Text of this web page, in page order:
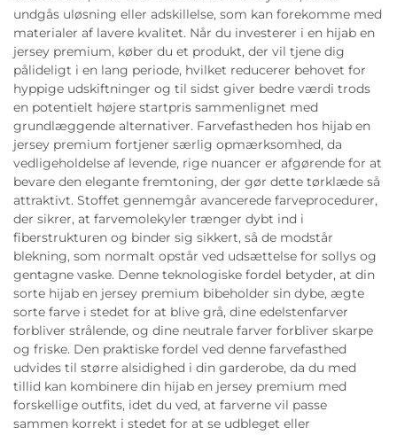
undgås uløsning eller adskillelse, som kan forekomme med
materialer af lavere kvalitet. Når du investerer i en hijab en
jersey premium, køber du et produkt, der vil tjene dig
pålideligt i en lang periode, hvilket reducerer behovet for
hyppige udskiftninger og til sidst giver bedre værdi trods
en potentielt højere startpris sammenlignet med
grundlæggende alternativer. Farvefastheden hos hijab en
jersey premium fortjener særlig opmærksomhed, da
vedligeholdelse af levende, rige nuancer er afgørende for at
bevare den elegante fremtoning, der gør dette tørklæde så
attraktivt. Stoffet gennemgår avancerede farveprocedurer,
der sikrer, at farvemolekyler trænger dybt ind i
fiberstrukturen og binder sig sikkert, så de modstår
blekning, som normalt opstår ved udsættelse for sollys og
gentagne vaske. Denne teknologiske fordel betyder, at din
sorte hijab en jersey premium bibeholder sin dybe, ægte
sorte farve i stedet for at blive grå, dine edelstenfarver
forbliver strålende, og dine neutrale farver forbliver skarpe
og friske. Den praktiske fordel ved denne farvefasthed
udvides til større alsidighed i din garderobe, da du med
tillid kan kombinere din hijab en jersey premium med
forskellige outfits, idet du ved, at farverne vil passe
sammen korrekt i stedet for at se udbleget eller